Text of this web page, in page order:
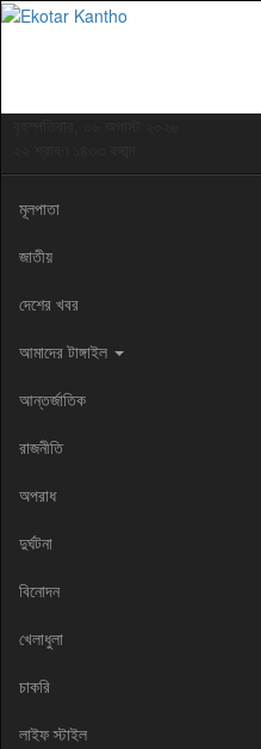
মূলপাতা
জাতীয়
দেশের খবর
আমাদের টাঙ্গাইল
আন্তর্জাতিক
রাজনীতি
অপরাধ
দুর্ঘটনা
বিনোদন
খেলাধুলা
চাকরি
লাইফ স্টাইল